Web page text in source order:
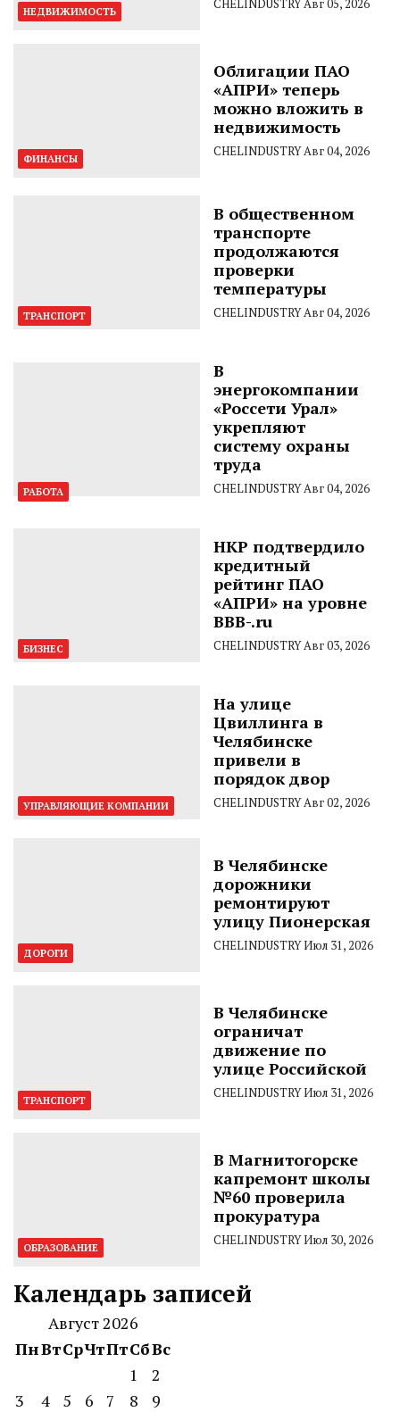
НЕДВИЖИМОСТЬ CHELINDUSTRYАвг 05, 2026
ФИНАНСЫ
Облигации ПАО
«АПРИ» теперь
можно вложить в
недвижимость
CHELINDUSTRYАвг 04, 2026
ТРАНСПОРТ
В общественном
транспорте
продолжаются
проверки
температуры
CHELINDUSTRYАвг 04, 2026
РАБОТА
В
энергокомпании
«Россети Урал»
укрепляют
систему охраны
труда
CHELINDUSTRYАвг 04, 2026
БИЗНЕС
НКР подтвердило
кредитный
рейтинг ПАО
«АПРИ» на уровне
BBB-.ru
CHELINDUSTRYАвг 03, 2026
УПРАВЛЯЮЩИЕ КОМПАНИИ
На улице
Цвиллинга в
Челябинске
привели в
порядок двор
CHELINDUSTRYАвг 02, 2026
ДОРОГИ
В Челябинске
дорожники
ремонтируют
улицу Пионерская
CHELINDUSTRYИюл 31, 2026
ТРАНСПОРТ
В Челябинске
ограничат
движение по
улице Российской
CHELINDUSTRYИюл 31, 2026
ОБРАЗОВАНИЕ
В Магнитогорске
капремонт школы
№60 проверила
прокуратура
CHELINDUSTRYИюл 30, 2026
Календарь записей
Август 2026
ПнВтСрЧтПтСбВс
1
2
3
4 5 6 7 8
9